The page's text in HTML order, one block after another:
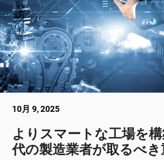
10月 9, 2025
よりスマートな工場を
代の製造業者が取るべ